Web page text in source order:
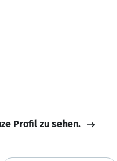
Profil zu sehen.